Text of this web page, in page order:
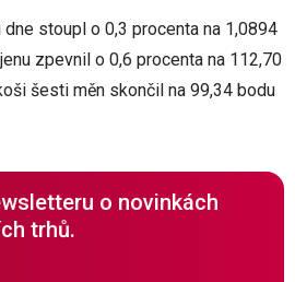
stoupl o 0,3 procenta na 1,0894
zpevnil o 0,6 procenta na 112,70
šesti měn skončil na 99,34 bodu
o novinkách
trhů.